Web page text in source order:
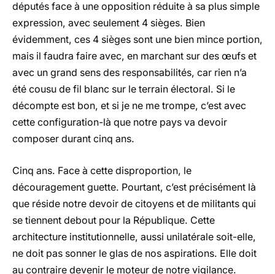
députés face à une opposition réduite à sa plus simple
expression, avec seulement 4 sièges. Bien
évidemment, ces 4 sièges sont une bien mince portion,
mais il faudra faire avec, en marchant sur des œufs et
avec un grand sens des responsabilités, car rien n’a
été cousu de fil blanc sur le terrain électoral. Si le
décompte est bon, et si je ne me trompe, c’est avec
cette configuration-là que notre pays va devoir
composer durant cinq ans.
Cinq ans. Face à cette disproportion, le
découragement guette. Pourtant, c’est précisément là
que réside notre devoir de citoyens et de militants qui
se tiennent debout pour la République. Cette
architecture institutionnelle, aussi unilatérale soit-elle,
ne doit pas sonner le glas de nos aspirations. Elle doit
au contraire devenir le moteur de notre vigilance.